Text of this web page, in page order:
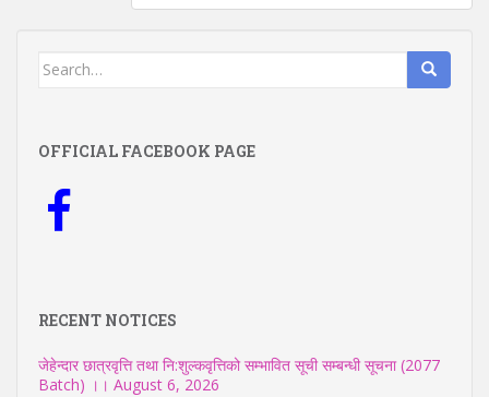
Search
OFFICIAL FACEBOOK PAGE
RECENT NOTICES
जेहेन्दार छात्रवृत्ति तथा नि:शुल्कवृत्तिको सम्भावित सूची सम्बन्धी सूचना (2077
Batch) ।। August 6, 2026